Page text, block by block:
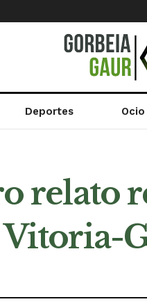
Deportes Ocio
relato